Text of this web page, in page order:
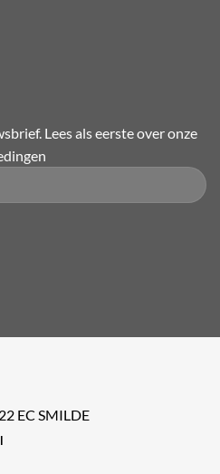
Lees als eerste over onze
EC SMILDE